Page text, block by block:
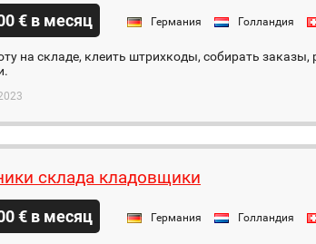
€ в месяц Германия Голландия
на складе, клеить штрихкоды, собирать
склада кладовщики
€ в месяц Германия Голландия